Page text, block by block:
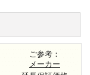
ご参考：
メーカー